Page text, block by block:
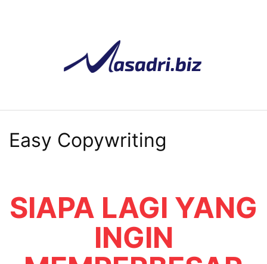
Easy Copywriting
SIAPA LAGI YANG
INGIN